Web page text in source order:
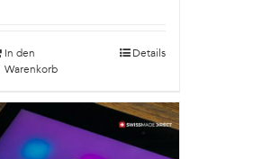
In den
Warenkorb
Details